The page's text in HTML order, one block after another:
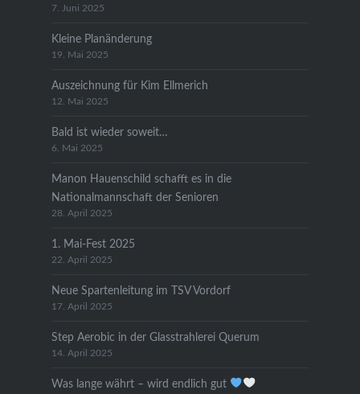
7. Juni 2025
Kleine Planänderung
19. Mai 2025
Auszeichnung für Kim Ellmerich
12. Mai 2025
Bald ist wieder soweit…
6. Mai 2025
Manon Hauenschild schafft es in die
Nationalmannschaft der Senioren
28. April 2025
1. Mai-Fest 2025
22. April 2025
Neue Spartenleitung im TSV Vordorf
17. April 2025
Step Aerobic in der Glasstrahlerei Querum
14. April 2025
Was lange währt – wird endlich gut